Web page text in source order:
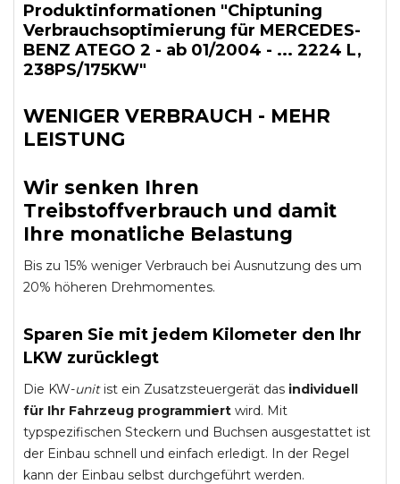
Produktinformationen "Chiptuning
Verbrauchsoptimierung für MERCEDES-
BENZ ATEGO 2 - ab 01/2004 - ... 2224 L,
238PS/175KW"
WENIGER VERBRAUCH - MEHR
LEISTUNG
Wir senken Ihren
Treibstoffverbrauch und damit
Ihre monatliche Belastung
Bis zu 15% weniger Verbrauch bei Ausnutzung des um
20% höheren Drehmomentes.
Sparen Sie mit jedem Kilometer den Ihr
LKW zurücklegt
Die KW-unitist ein Zusatzsteuergerät das individuell
für Ihr Fahrzeug programmiert wird. Mit
typspezifischen Steckern und Buchsen ausgestattet ist
der Einbau schnell und einfach erledigt. In der Regel
kann der Einbau selbst durchgeführt werden.